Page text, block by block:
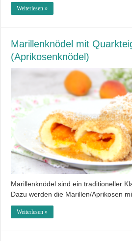
Weiterlesen »
Marillenknödel mit
(Aprikosenknödel)
Marillenknödel sind ein traditioneller
Dazu werden die Marillen/Aprikosen
Weiterlesen »